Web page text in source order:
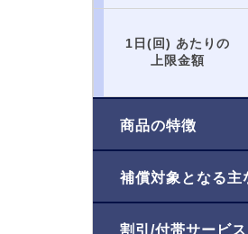
1日(回) あたりの
上限金額
商品の特徴
補償対象となる主
割引/付帯サービス